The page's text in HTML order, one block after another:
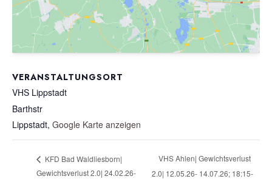
VERANSTALTUNGSORT
VHS Lippstadt
Barthstr
Lippstadt, Google Karte anzeigen
KFD Bad Waldliesborn|
Gewichtsverlust 2.0| 24.02.26-
VHS Ahlen| Gewichtsverlust
2.0| 12.05.26- 14.07.26; 18:15-